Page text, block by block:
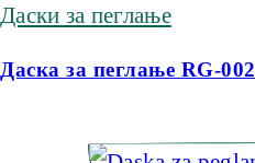
Даски за пеглање
Даска за пеглање RG-002